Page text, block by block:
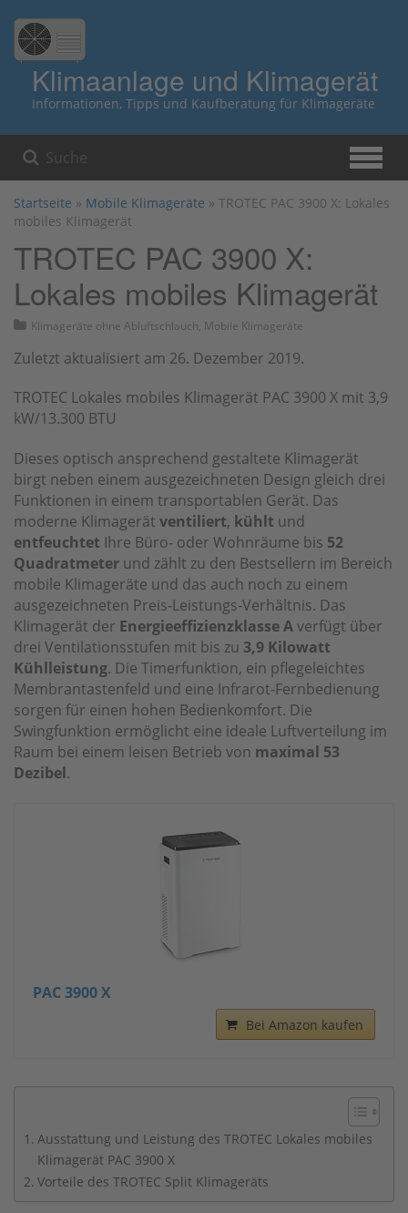
Hauptinhalt
springen
Klimaanlage und Klimagerät
Informationen, Tipps und Kaufberatung für Klimageräte
Startseite » Mobile Klimageräte » TROTEC PAC 3900 X: Lokales
mobiles Klimagerät
TROTEC PAC 3900 X:
Lokales mobiles Klimagerät
Klimageräte ohne Abluftschlauch, Mobile Klimageräte
Zuletzt aktualisiert am 26. Dezember 2019.
TROTEC Lokales mobiles Klimagerät PAC 3900 X mit 3,9
kW/13.300 BTU
Dieses optisch ansprechend gestaltete Klimagerät
birgt neben einem ausgezeichneten Design gleich drei
Funktionen in einem transportablen Gerät. Das
moderne Klimagerät ventiliert, kühlt und
entfeuchtet Ihre Büro- oder Wohnräume bis 52
Quadratmeter und zählt zu den Bestsellern im Bereich
mobile Klimageräte und das auch noch zu einem
ausgezeichneten Preis-Leistungs-Verhältnis. Das
Klimagerät der Energieeffizienzklasse Averfügt über
drei Ventilationsstufen mit bis zu 3,9 Kilowatt
Kühlleistung. Die Timerfunktion, ein pflegeleichtes
Membrantastenfeld und eine Infrarot-Fernbedienung
sorgen für einen hohen Bedienkomfort. Die
Swingfunktion ermöglicht eine ideale Luftverteilung im
Raum bei einem leisen Betrieb von maximal 53
Dezibel.
PAC 3900 X
Bei Amazon kaufen
Ausstattung und Leistung des TROTEC Lokales mobiles
Klimagerät PAC 3900 X
Vorteile des TROTEC Split Klimageräts